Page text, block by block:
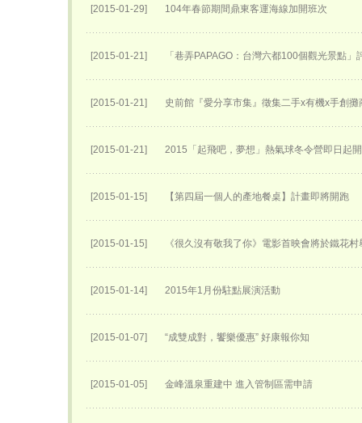
[2015-01-29] 104年春節期間鼎東客運海線加開班次
[2015-01-21] 「巷弄PAPAGO：台灣六都100個觀光景點」
[2015-01-21] 史前館『愛分享市集』徵集二手x有機x手創攤
[2015-01-21] 2015「起飛吧，夢想」熱氣球冬令營即日起
[2015-01-15] 【第四屆一個人的產地餐桌】計畫即將開跑
[2015-01-15] 《很久沒有敬我了你》電影首映會將於鐵花村
[2015-01-14] 2015年1月份駐點展演活動
[2015-01-07] “成雙成對，饗樂優惠” 好康報你知
[2015-01-05] 金峰溫泉重建中 進入管制區需申請